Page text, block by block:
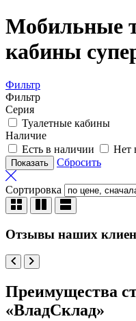
Мобильные
кабины
Фильтр
Фильтр
Серия
Туалетные кабины
Наличие
Есть в наличии
Нет
Сбросить
Сортировка
Отзывы наших
Преимущества
«ВладСклад»